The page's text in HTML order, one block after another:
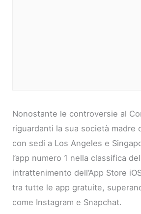
Nonostante le controversie al
riguardanti la sua società
con sedi a Los Angeles e
l’app numero 1 nella classifica
intrattenimento dell’App Store
tra tutte le app gratuite,
come Instagram e Snapchat.